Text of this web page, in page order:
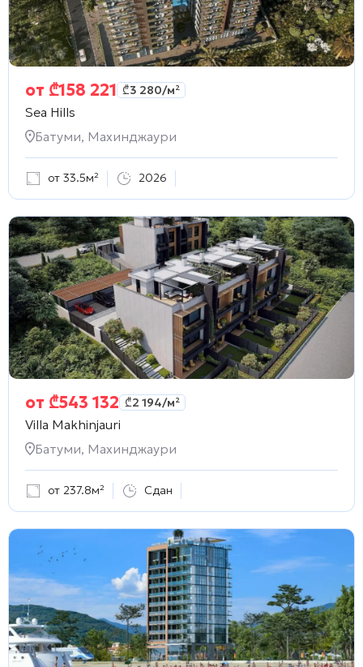
от ₾158 221 ₾3 280/м²
Sea Hills
Батуми, Махинджаури
от 33.5м² 2026
от ₾543 132 ₾2 194/м²
Villa Makhinjauri
Батуми, Махинджаури
от 237.8м² Сдан